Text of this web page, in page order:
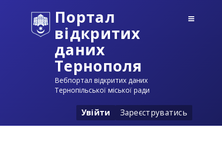
Портал
відкритих
даних
Тернополя
Вебпортал відкритих даних
Тернопільської міської ради
Увійти Зареєструватись